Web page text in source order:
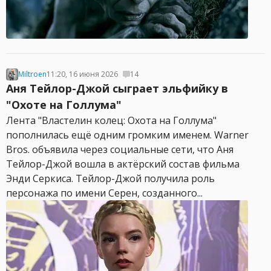
Miltroen11:20, 16 июня 2026 14
Аня Тейлор-Джой сыграет эльфийку в
"Охоте на Голлума"
Лента "Властелин колец: Охота на Голлума"
пополнилась ещё одним громким именем. Warner
Bros. объявила через социальные сети, что Аня
Тейлор-Джой вошла в актёрский состав фильма
Энди Серкиса. Тейлор-Джой получила роль
персонажа по имени Серен, созданного...